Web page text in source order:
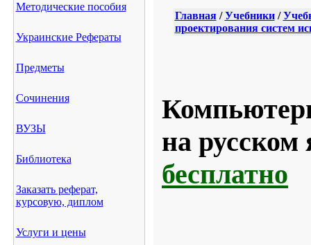
Методические пособия
Украинские Рефераты
Предметы
Сочинения
ВУЗЫ
Библиотека
Заказать реферат,
курсовую, диплом
Услуги и цены
Главная/Учебники/
проектирования систем
на
бесплатно